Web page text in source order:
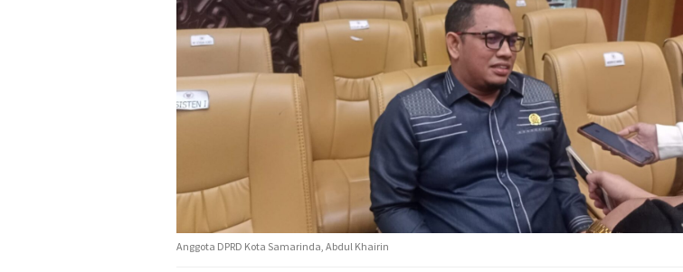
Anggota DPRD Kota Samarinda, Abdul Khairin